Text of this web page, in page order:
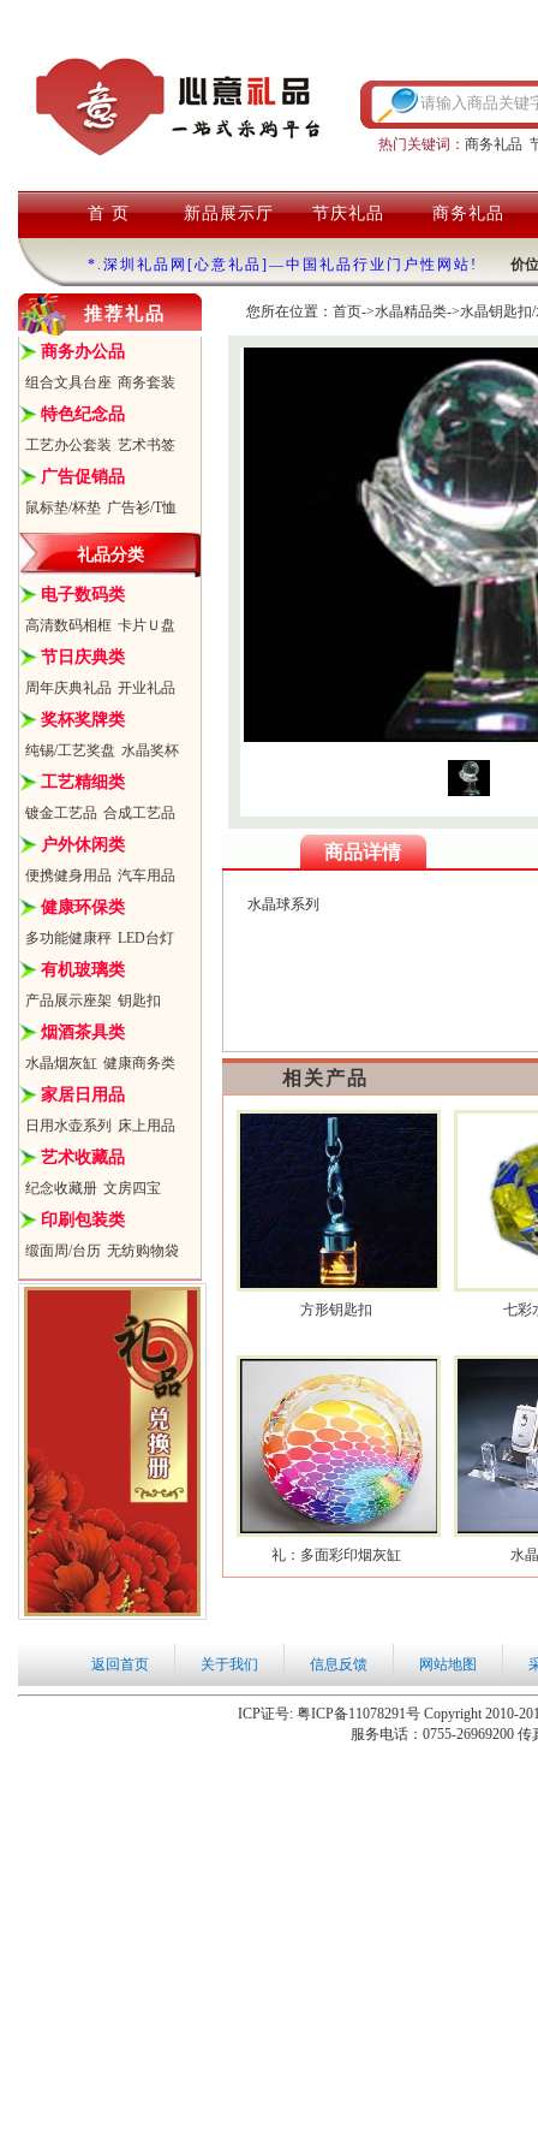
热门关键词： 商务礼品
首 页 新品展示厅 节庆礼品 商务礼品
*.深圳礼品网[心意礼品]—中国礼品行业门户性网站! 价
推荐礼品
商务办公品
组合文具台座 商务套装
特色纪念品
工艺办公套装 艺术书签
广告促销品
鼠标垫/杯垫 广告衫/T恤
礼品分类
电子数码类
高清数码相框 卡片Ｕ盘
节日庆典类
周年庆典礼品 开业礼品
奖杯奖牌类
纯锡/工艺奖盘 水晶奖杯
工艺精细类
镀金工艺品 合成工艺品
户外休闲类
便携健身用品 汽车用品
健康环保类
多功能健康秤 LED台灯
有机玻璃类
产品展示座架 钥匙扣
烟酒茶具类
水晶烟灰缸 健康商务类
家居日用品
日用水壶系列 床上用品
艺术收藏品
纪念收藏册 文房四宝
印刷包装类
缎面周/台历 无纺购物袋
您所在位置： 首页->水晶精品类->水晶钥匙扣
商品详情
水晶球系列
相关产品
方形钥匙扣 七彩
礼：多面彩印烟灰缸 水
返回首页 关于我们 信息反馈 网站地图
ICP证号: 粤ICP备11078291号 Copyright 2010-
服务电话：0755-26969200 传